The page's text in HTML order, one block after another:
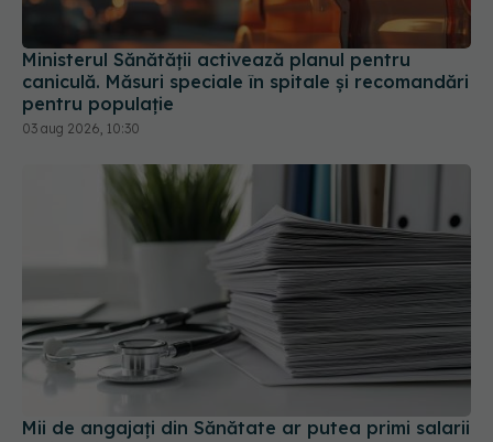
Ministerul Sănătății activează planul pentru
caniculă. Măsuri speciale în spitale și recomandări
pentru populație
03 aug 2026, 10:30
Mii de angajați din Sănătate ar putea primi salarii
06 aug 2026, 19:26